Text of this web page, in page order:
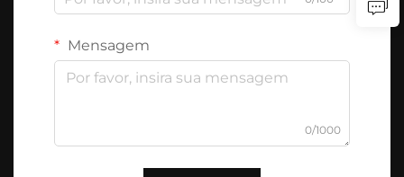
Mensagem
0/1000